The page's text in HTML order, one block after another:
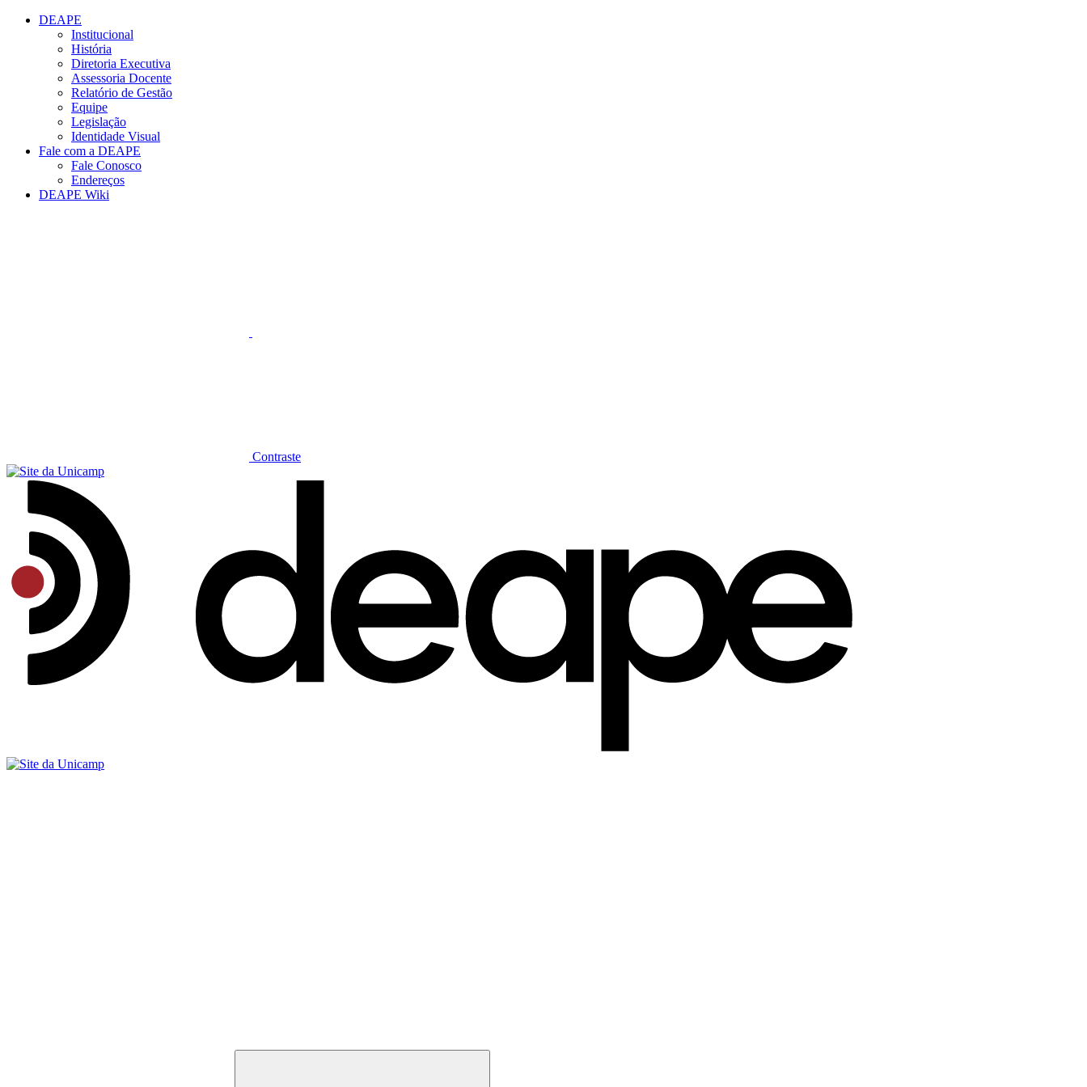
Conteúdo principal
DEAPE
Institucional
História
Diretoria Executiva
Assessoria Docente
Relatório de Gestão
Equipe
Legislação
Identidade Visual
Fale com a DEAPE
Fale Conosco
Endereços
DEAPE Wiki
Contraste